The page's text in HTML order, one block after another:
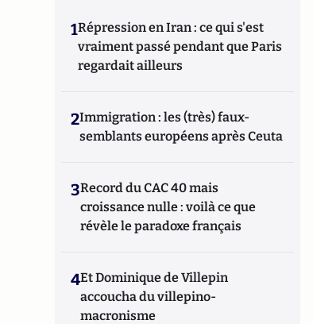
1Répression en Iran : ce qui s'est
vraiment passé pendant que Paris
regardait ailleurs
2Immigration : les (très) faux-
semblants européens après Ceuta
3Record du CAC 40 mais
croissance nulle : voilà ce que
révèle le paradoxe français
4Et Dominique de Villepin
accoucha du villepino-
macronisme